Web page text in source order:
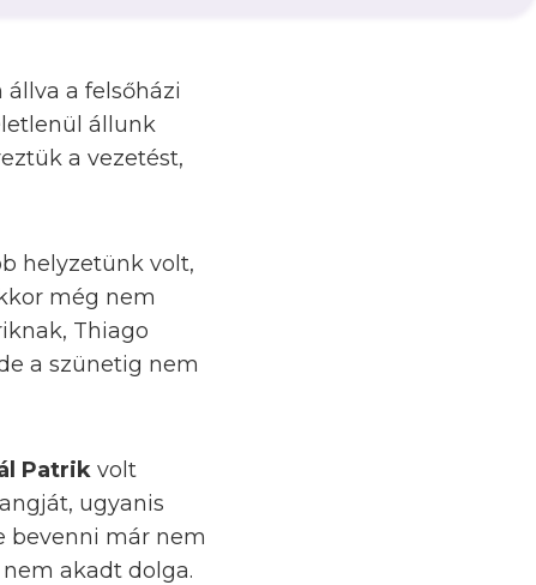
a felsőházi
állunk
a vezetést,
helyzetünk volt,
még nem
Thiago
a szünetig nem
Patrikvolt
ugyanis
bevenni már nem
akadt dolga.